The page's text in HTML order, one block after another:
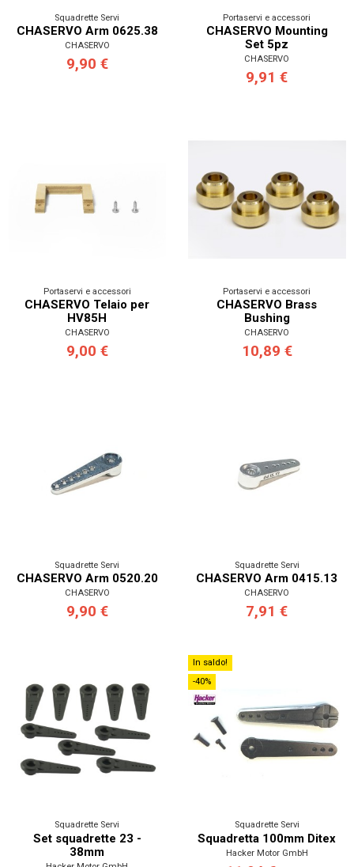
Squadrette Servi
CHASERVO Arm 0625.38
CHASERVO
9,90 €
Portaservi e accessori
CHASERVO Mounting
Set 5pz
CHASERVO
9,91 €
Portaservi e accessori
CHASERVO Telaio per
HV85H
CHASERVO
9,00 €
Portaservi e accessori
CHASERVO Brass
Bushing
CHASERVO
10,89 €
Squadrette Servi
CHASERVO Arm 0520.20
CHASERVO
9,90 €
Squadrette Servi
CHASERVO Arm 0415.13
CHASERVO
7,91 €
Squadrette Servi
Set squadrette 23 -
38mm
In saldo!
-40%
Squadrette Servi
Squadretta 100mm Ditex
Hacker Motor GmbH